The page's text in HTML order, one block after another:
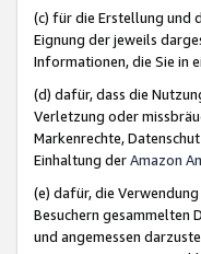
(c) für die Erstellung und
Eignung der jeweils
Informationen, die Sie in
(d) dafür, dass die
Verletzung oder
Markenrechte,
Einhaltung derAmazon
(e) dafür, die
Besuchern gesammelten
und angemessen